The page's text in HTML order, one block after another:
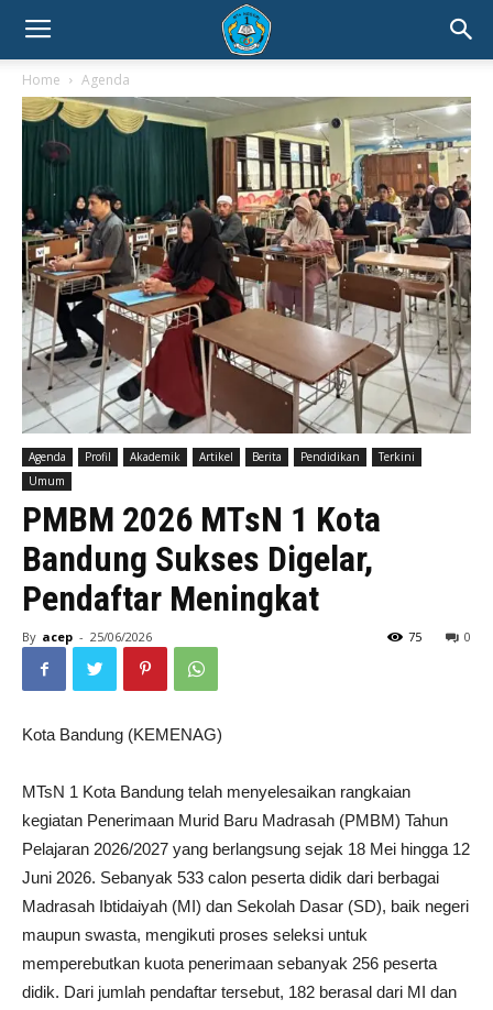
Home Agenda
Agenda Profil Akademik Artikel Berita Pendidikan
Terkini
Umum
PMBM 2026 MTsN 1 Kota
Bandung Sukses Digelar,
Pendaftar Meningkat
By acep - 25/06/2026 0
75
Kota Bandung (KEMENAG)
MTsN 1 Kota Bandung telah menyelesaikan rangkaian
kegiatan Penerimaan Murid Baru Madrasah (PMBM) Tahun
Pelajaran 2026/2027 yang berlangsung sejak 18 Mei hingga 12
Juni 2026. Sebanyak 533 calon peserta didik dari berbagai
Madrasah Ibtidaiyah (MI) dan Sekolah Dasar (SD), baik negeri
maupun swasta, mengikuti proses seleksi untuk
memperebutkan kuota penerimaan sebanyak 256 peserta
didik. Dari jumlah pendaftar tersebut, 182 berasal dari MI dan